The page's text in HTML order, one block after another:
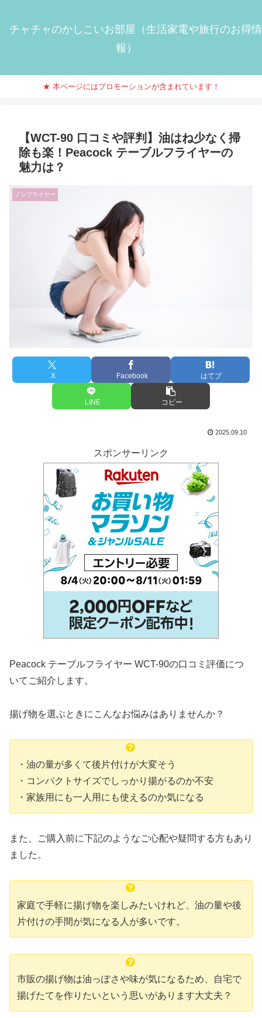
チャチャのかしこいお部屋（生活家電や旅行のお得情
報）
★ 本ページにはプロモーションが含まれています！
【WCT-90 口コミや評判】油はね少なく掃
除も楽！Peacock テーブルフライヤーの
魅力は？
ノンフライヤー
X Facebook はてブ
LINE コピー
2025.09.10
スポンサーリンク
Peacock テーブルフライヤー WCT-90の口コミ評価につ
いてご紹介します。
揚げ物を選ぶときにこんなお悩みはありませんか？
・油の量が多くて後片付けが大変そう
・コンパクトサイズでしっかり揚がるのか不安
・家族用にも一人用にも使えるのか気になる
また、ご購入前に下記のようなご心配や疑問する方もあり
ました。
家庭で手軽に揚げ物を楽しみたいけれど、油の量や後
片付けの手間が気になる人が多いです。
市販の揚げ物は油っぽさや味が気になるため、自宅で
揚げたてを作りたいという思いがあります大丈夫？